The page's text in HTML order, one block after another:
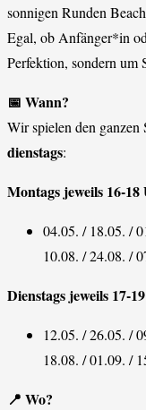
sonnigen Runden
Egal, ob Anfänger*in
Perfektion, sondern um
📅 Wann?
Wir spielen den
dienstags:
Montags jeweils 16-
04.05. / 18.05. /
10.08. / 24.08. /
Dienstags jeweils 17-
12.05. / 26.05. /
18.08. / 01.09. /
📍 Wo?